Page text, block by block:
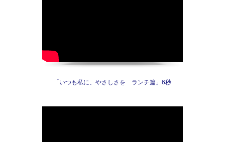
「いつも私に、やさしさを ランチ篇」6秒